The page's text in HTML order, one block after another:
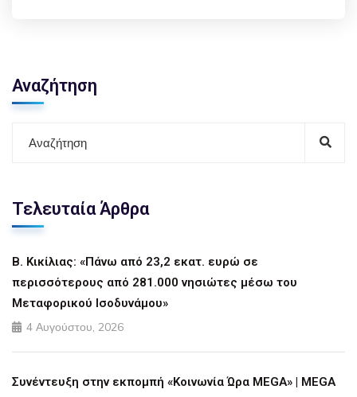
Αναζήτηση
Τελευταία Άρθρα
Β. Κικίλιας: «Πάνω από 23,2 εκατ. ευρώ σε
περισσότερους από 281.000 νησιώτες μέσω του
Μεταφορικού Ισοδυνάμου»
4 Αυγούστου, 2026
Συνέντευξη στην εκπομπή «Κοινωνία Ώρα MEGA» | MEGA